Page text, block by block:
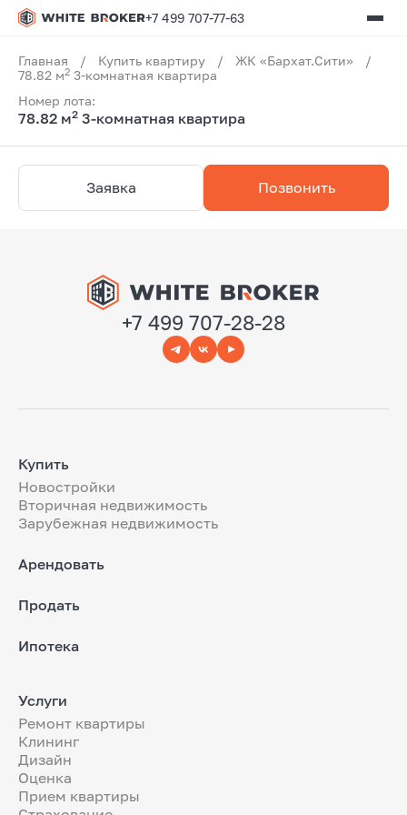
+7 499 707-77-63
Главная / Купить квартиру / ЖК «Бархат.Сити»
/
78.82 м2 3-комнатная квартира
Номер лота:
78.82 м2 3-комнатная квартира
Заявка Позвонить
+7 499 707-28-28
Купить
Новостройки
Вторичная недвижимость
Зарубежная недвижимость
Арендовать
Продать
Ипотека
Услуги
Ремонт квартиры
Клининг
Дизайн
Оценка
Прием квартиры